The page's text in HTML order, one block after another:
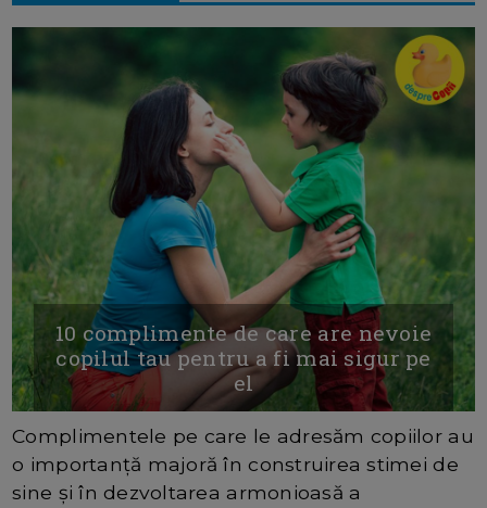
10 complimente de care are nevoie
copilul tau pentru a fi mai sigur pe
el
Complimentele pe care le adresăm copiilor au
o importanță majoră în construirea stimei de
sine și în dezvoltarea armonioasă a